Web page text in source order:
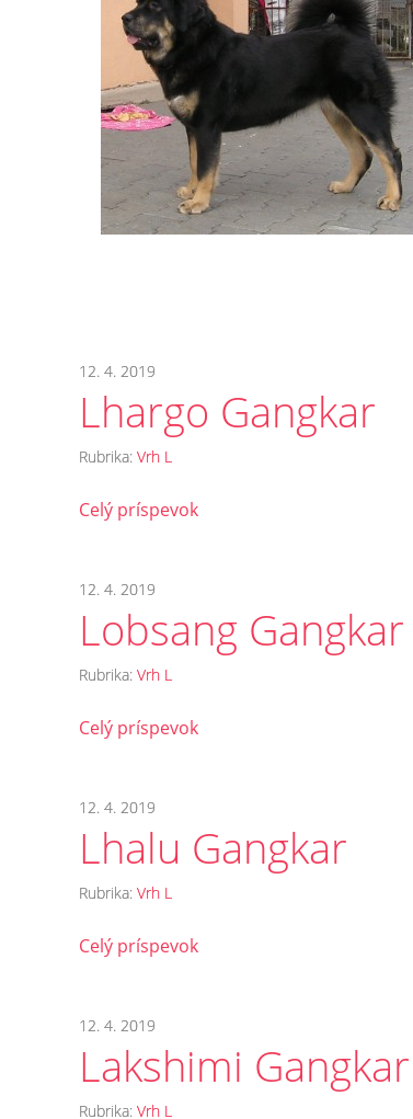
12. 4. 2019
Lhargo Gangkar
Rubrika: Vrh L
Celý príspevok
12. 4. 2019
Lobsang Gangkar
Rubrika: Vrh L
Celý príspevok
12. 4. 2019
Lhalu Gangkar
Rubrika: Vrh L
Celý príspevok
12. 4. 2019
Lakshimi Gangkar
Rubrika: Vrh L